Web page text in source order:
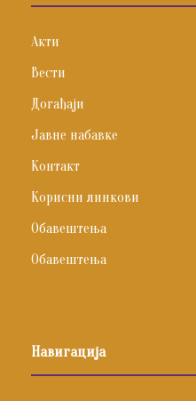
Акти
Вести
Догађаји
Јавне набавке
Контакт
Корисни линкови
Обавештења
Обавештења
Навигација